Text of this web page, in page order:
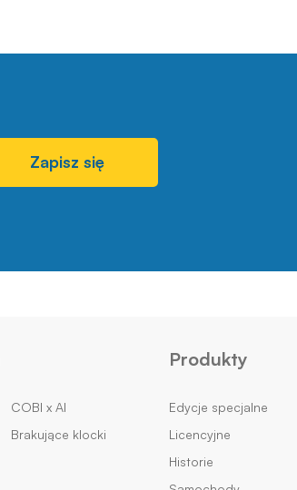
Zapisz się
COBI x AI
Brakujące klocki
Produkty
Edycje specjalne
Licencyjne
Historie